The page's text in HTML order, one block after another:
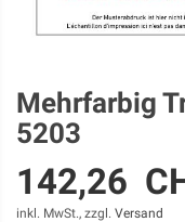
Zum
Anfang
der
Bildgalerie
springen
Mehrfarbig
5203
142,26
inkl. MwSt., zzgl. Versand